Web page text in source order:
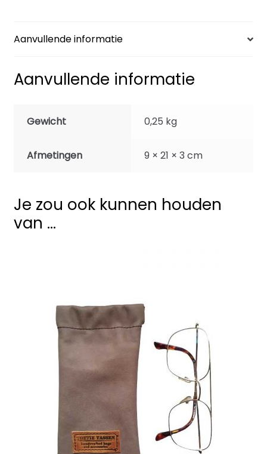
Aanvullende informatie
Aanvullende informatie
Gewicht 0,25 kg
Afmetingen 9 × 21 × 3 cm
Je zou ook kunnen houden
van …